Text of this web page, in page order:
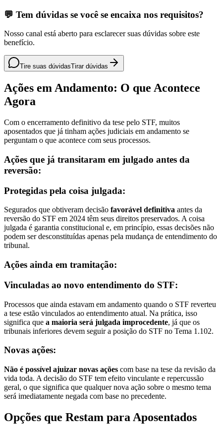
💬 Tem dúvidas se você se encaixa nos requisitos?
Nosso canal está aberto para esclarecer suas dúvidas sobre este
benefício.
Tire suas dúvidasTirar dúvidas
Ações em Andamento: O que Acontece
Agora
Com o encerramento definitivo da tese pelo STF, muitos
aposentados que já tinham ações judiciais em andamento se
perguntam o que acontece com seus processos.
Ações que já transitaram em julgado antes da
reversão:
Protegidas pela coisa julgada:
Segurados que obtiveram decisão favorável definitiva antes da
reversão do STF em 2024 têm seus direitos preservados. A coisa
julgada é garantia constitucional e, em princípio, essas decisões não
podem ser desconstituídas apenas pela mudança de entendimento do
tribunal.
Ações ainda em tramitação:
Vinculadas ao novo entendimento do STF:
Processos que ainda estavam em andamento quando o STF reverteu
a tese estão vinculados ao entendimento atual. Na prática, isso
significa que a maioria será julgada improcedente, já que os
tribunais inferiores devem seguir a posição do STF no Tema 1.102.
Novas ações:
Não é possível ajuizar novas ações com base na tese da revisão da
vida toda. A decisão do STF tem efeito vinculante e repercussão
geral, o que significa que qualquer nova ação sobre o mesmo tema
será imediatamente negada com base no precedente.
Opções que Restam para Aposentados